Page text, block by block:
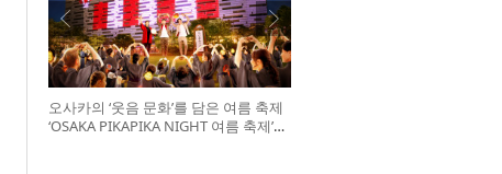
오사카의 ‘웃음 문화’를 담은 여름 축제
‘OSAKA PIKAPIKA NIGHT 여름 축제’